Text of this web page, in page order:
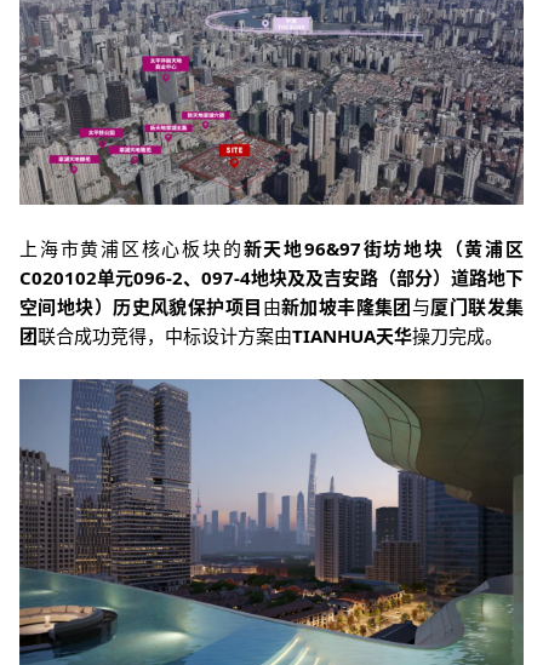
上海市黄浦区核心板块的新天地96&97街坊地块（黄浦区
C020102单元096-2、097-4地块及及吉安路（部分）道路地下
空间地块）历史风貌保护项目 由新加坡丰隆集团与厦门联发集
团联合成功竞得，中标设计方案由TIANHUA天华操刀完成。